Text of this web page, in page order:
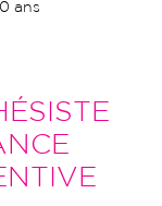
ans